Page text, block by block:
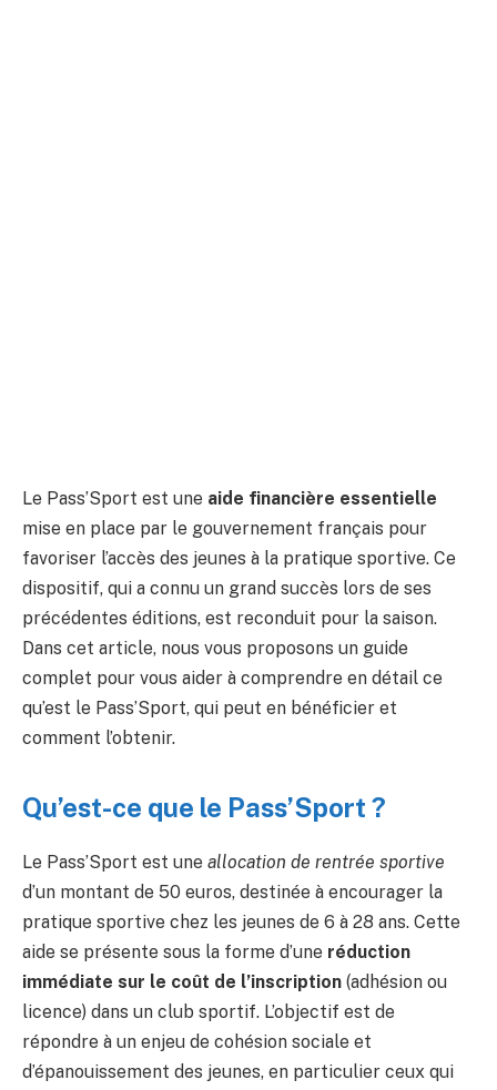
Le Pass’Sport est une aide financière essentielle
mise en place par le gouvernement français pour
favoriser l’accès des jeunes à la pratique sportive. Ce
dispositif, qui a connu un grand succès lors de ses
précédentes éditions, est reconduit pour la saison.
Dans cet article, nous vous proposons un guide
complet pour vous aider à comprendre en détail ce
qu’est le Pass’Sport, qui peut en bénéficier et
comment l’obtenir.
Qu’est-ce que le Pass’Sport ?
Le Pass’Sport est une allocation de rentrée sportive
d’un montant de 50 euros, destinée à encourager la
pratique sportive chez les jeunes de 6 à 28 ans. Cette
aide se présente sous la forme d’une réduction
immédiate sur le coût de l’inscription (adhésion ou
licence) dans un club sportif. L’objectif est de
répondre à un enjeu de cohésion sociale et
d’épanouissement des jeunes, en particulier ceux qui